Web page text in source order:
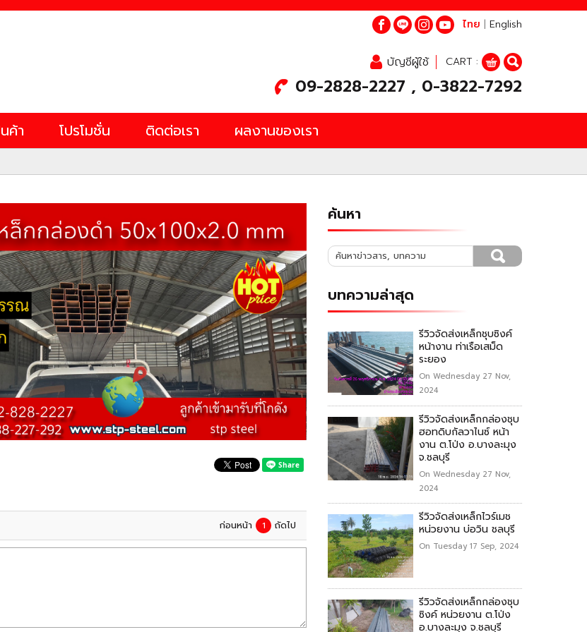
ไทย | English
บัญชีผู้ใช้ CART :
09-2828-2227 , 0-3822-7292
ค้า โปรโมชั่น ติดต่อเรา ผลงานของเรา
ก่อนหน้า 1 ถัดไป
ค้นหา
บทความล่าสุด
รีวิวจัดส่งเหล็กชุบซิงค์
หน้างาน ท่าเรือเสม็ด
ระยอง
On Wednesday 27 Nov,
2024
รีวิวจัดส่งเหล็กกล่องชุบ
ฮอทดิบกัลวาไนซ์ หน้า
งาน ต.โป่ง อ.บางละมุง
จ.ชลบุรี
On Wednesday 27 Nov,
2024
รีวิวจัดส่งเหล็กไวร์เมช
หน่วยงาน บ่อวิน ชลบุรี
On Tuesday 17 Sep, 2024
รีวิวจัดส่งเหล็กกล่องชุบ
ซิงค์ หน่วยงาน ต.โป่ง
อ.บางละมุง จ.ชลบุรี